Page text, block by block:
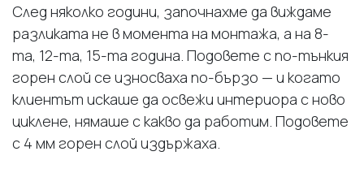
След няколко години, започнахме да виждаме
разликата не в момента на монтажа, а на 8-
та, 12-та, 15-та година. Подовете с по-тънкия
горен слой се износваха по-бързо — и когато
клиентът искаше да освежи интериора с ново
циклене, нямаше с какво да работим. Подовете
с 4 мм горен слой издържаха.